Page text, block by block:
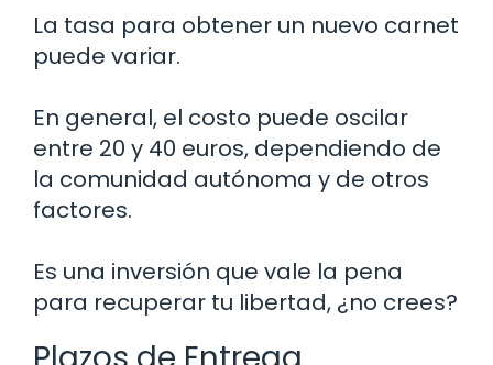
La tasa para obtener un nuevo carnet
puede variar.
En general, el costo puede oscilar
entre 20 y 40 euros, dependiendo de
la comunidad autónoma y de otros
factores.
Es una inversión que vale la pena
para recuperar tu libertad, ¿no crees?